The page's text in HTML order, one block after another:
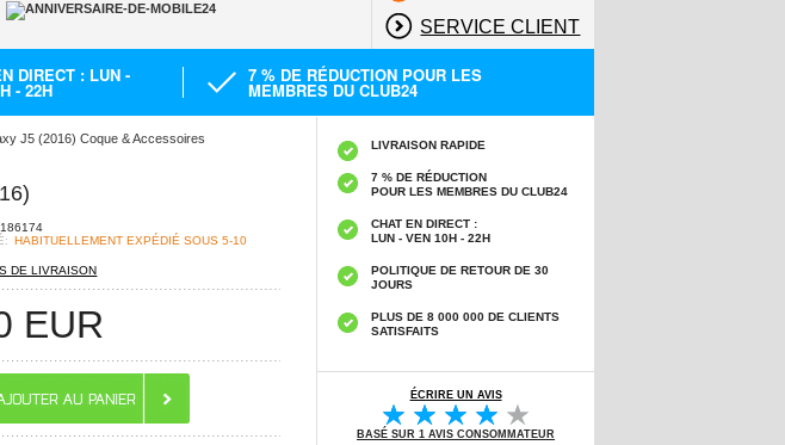
SERVICE CLIENT
DIRECT : LUN -
- 22H
7 % DE RÉDUCTION POUR LES
MEMBRES DU CLUB24
J5 (2016) Coque & Accessoires
186174
HABITUELLEMENT EXPÉDIÉ SOUS 5-10
DE LIVRAISON
EUR
LIVRAISON RAPIDE
7 % DE RÉDUCTION
POUR LES MEMBRES DU CLUB24
CHAT EN DIRECT :
LUN - VEN 10H - 22H
POLITIQUE DE RETOUR DE 30
JOURS
PLUS DE 8 000 000 DE CLIENTS
SATISFAITS
ÉCRIRE UN AVIS
BASÉ SUR 1 AVIS CONSOMMATEUR